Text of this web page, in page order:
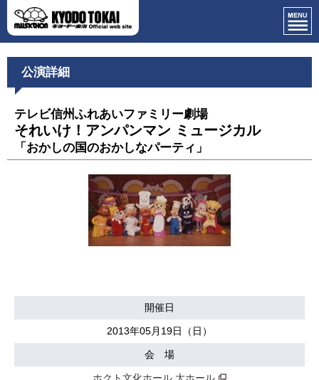
公演詳細
テレビ信州ふれあいファミリー劇場
それいけ！アンパンマン ミュージカル
「おかしの国のおかしなパーティ」
開催日
2013年05月19日（日）
会 場